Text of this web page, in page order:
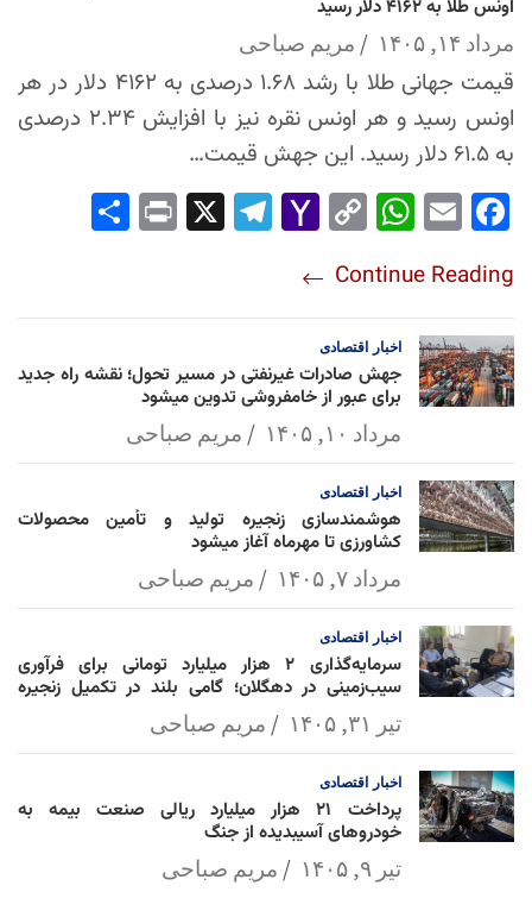
اونس طلا به ۴۱۶۲ دلار رسید
مرداد ۱۴, ۱۴۰۵ مریم صباحی
قیمت جهانی طلا با رشد ۱.۶۸ درصدی به ۴۱۶۲ دلار در هر
اونس رسید و هر اونس نقره نیز با افزایش ۲.۳۴ درصدی
به ۶۱.۵ دلار رسید. این جهش قیمت…
Fac
ok
Em
Wh
Ap
p
Co
Lin
k
Yah
l
Tel
Pri
Continue Reading
اخبار اقتصادی
جهش صادرات غیرنفتی در مسیر تحول؛ نقشه راه جدید
برای عبور از خامفروشی تدوین میشود
مرداد ۱۰, ۱۴۰۵ مریم صباحی
اخبار اقتصادی
هوشمندسازی زنجیره تولید و تأمین محصولات
کشاورزی تا مهرماه آغاز میشود
مرداد ۷, ۱۴۰۵ مریم صباحی
اخبار اقتصادی
سرمایه‌گذاری ۲ هزار میلیارد تومانی برای فرآوری
سیب‌زمینی در دهگلان؛ گامی بلند در تکمیل زنجیره
ارزش کشاورزیتیر ۳۱, ۱۴۰۵ مریم صباحی
اخبار اقتصادی
پرداخت ۲۱ هزار میلیارد ریالی صنعت بیمه به
خودروهای آسیبدیده از جنگ
تیر ۹, ۱۴۰۵ مریم صباحی